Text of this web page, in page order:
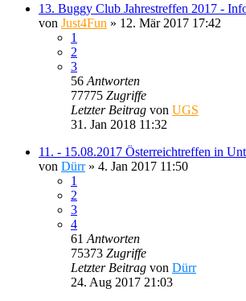
13. Buggy Club Jahrestreffen 2017 -
von Just4Fun » 12. Mär 2017 17:42
1
2
3
56 Antworten
77775 Zugriffe
Letzter Beitrag von UGS
31. Jan 2018 11:32
11. - 15.08.2017 Österreichtreffen in
von Dürr» 4. Jan 2017 11:50
1
2
3
4
61 Antworten
75373 Zugriffe
Letzter Beitrag von Dürr
24. Aug 2017 21:03